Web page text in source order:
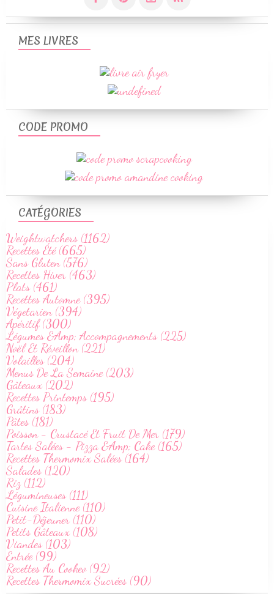
CATÉGORIES
Weightwatchers (1162)
Recettes Été (665)
Sans Gluten (576)
Recettes Hiver (463)
Plats (461)
Recettes Automne (395)
Végetarien (394)
Apéritif (300)
Légumes &Amp; Accompagnements (225)
Noël Et Réveillon (221)
Volailles (204)
Menus De La Semaine (203)
Gâteaux (202)
Recettes Printemps (195)
Grâtins (183)
Pâtes (181)
Poisson - Crustacé Et Fruit De Mer (179)
Tartes Salées - Pizza &Amp; Cake (165)
Recettes Thermomix Salées (164)
Salades (120)
Riz (112)
Légumineuses (111)
Cuisine Italienne (110)
Petit-Déjeuner (110)
Petits Gâteaux (108)
Viandes (103)
Entrée (99)
Recettes Au Cookeo (92)
Recettes Thermomix Sucrées (90)
MES LIVRES
CODE PROMO